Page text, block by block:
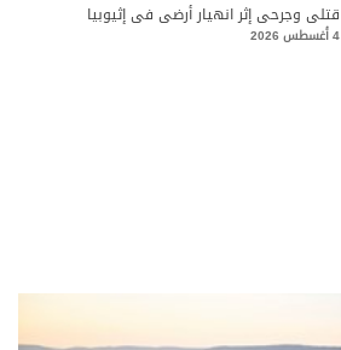
قتلى وجرحى إثر انهيار أرضي في إثيوبيا
4 أغسطس 2026